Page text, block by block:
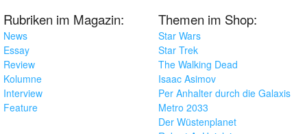
Rubriken im Magazin:
News
Essay
Review
Kolumne
Interview
Feature
Themen im Shop:
Star Wars
Star Trek
The Walking Dead
Isaac Asimov
Per Anhalter durch die Galaxis
Metro 2033
Der Wüstenplanet